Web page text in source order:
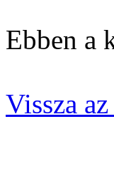
Ebben a
Vissza